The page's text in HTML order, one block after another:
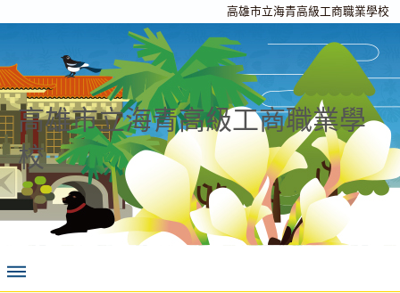
高雄市立海青高級工商職業學校
高雄市立海青高級工商職業學
校